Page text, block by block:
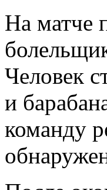
На матче
Человек
и
команду